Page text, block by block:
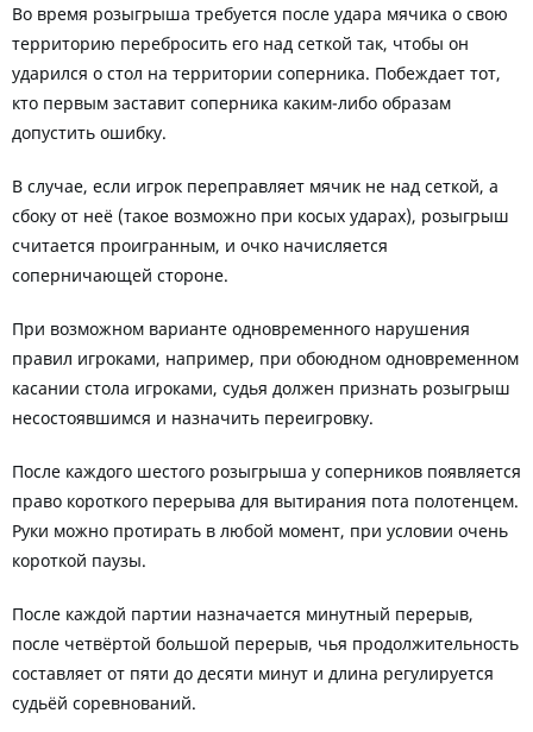
Во время розыгрыша требуется после удара мячика о свою
территорию перебросить его над сеткой так, чтобы он
ударился о стол на территории соперника. Побеждает тот,
кто первым заставит соперника каким-либо образам
допустить ошибку.
В случае, если игрок переправляет мячик не над сеткой, а
сбоку от неё (такое возможно при косых ударах), розыгрыш
считается проигранным, и очко начисляется
соперничающей стороне.
При возможном варианте одновременного нарушения
правил игроками, например, при обоюдном одновременном
касании стола игроками, судья должен признать розыгрыш
несостоявшимся и назначить переигровку.
После каждого шестого розыгрыша у соперников появляется
право короткого перерыва для вытирания пота полотенцем.
Руки можно протирать в любой момент, при условии очень
короткой паузы.
После каждой партии назначается минутный перерыв,
после четвёртой большой перерыв, чья продолжительность
составляет от пяти до десяти минут и длина регулируется
судьёй соревнований.